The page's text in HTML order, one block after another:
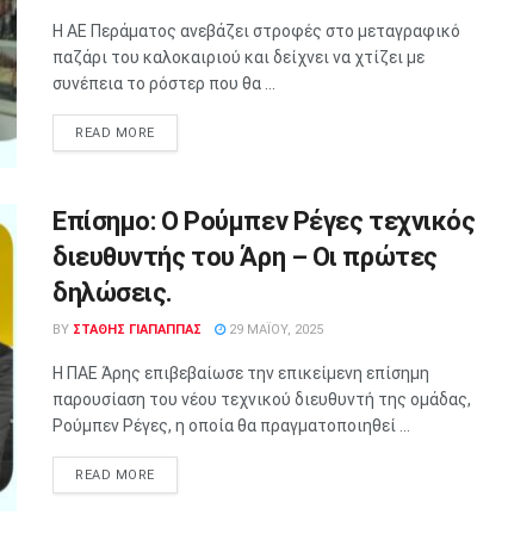
Η ΑΕ Περάματος ανεβάζει στροφές στο μεταγραφικό
παζάρι του καλοκαιριού και δείχνει να χτίζει με
συνέπεια το ρόστερ που θα ...
READ MORE
Επίσημο: Ο Ρούμπεν Ρέγες τεχνικός
διευθυντής του Άρη – Οι πρώτες
δηλώσεις.
BY ΣΤΑΘΗΣ ΓΊΑΠΑΠΠΑΣ 29 ΜΑΪ́ΟΥ, 2025
Η ΠΑΕ Άρης επιβεβαίωσε την επικείμενη επίσημη
παρουσίαση του νέου τεχνικού διευθυντή της ομάδας,
Ρούμπεν Ρέγες, η οποία θα πραγματοποιηθεί ...
READ MORE